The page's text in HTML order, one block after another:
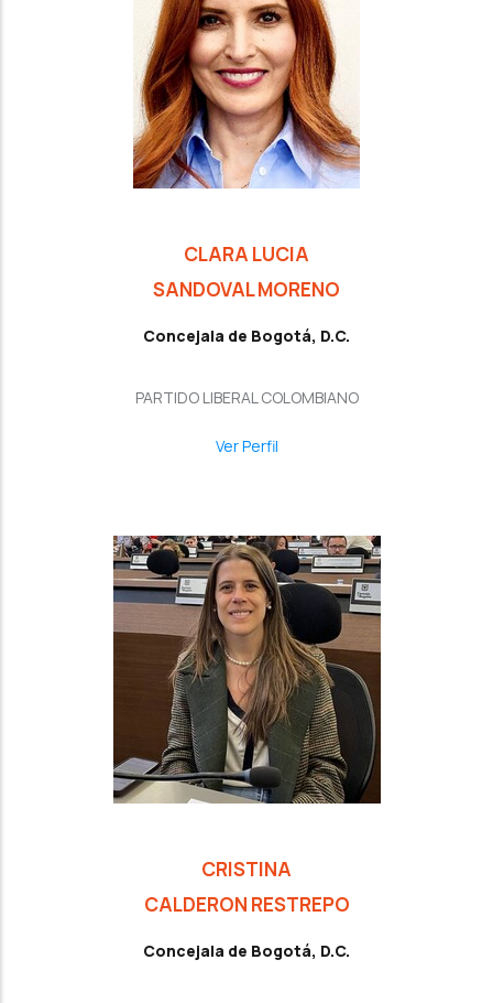
CLARA LUCIA
SANDOVAL MORENO
Concejala de Bogotá, D.C.
PARTIDO LIBERAL COLOMBIANO
Ver Perfil
CRISTINA
CALDERON RESTREPO
Concejala de Bogotá, D.C.